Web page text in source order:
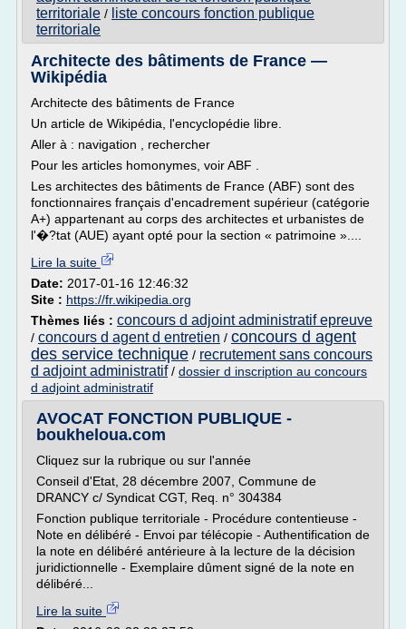
territoriale / liste concours fonction publique
territoriale
Architecte des bâtiments de France —
Wikipédia
Architecte des bâtiments de France
Un article de Wikipédia, l'encyclopédie libre.
Aller à : navigation , rechercher
Pour les articles homonymes, voir ABF .
Les architectes des bâtiments de France (ABF) sont des
fonctionnaires français d'encadrement supérieur (catégorie
A+) appartenant au corps des architectes et urbanistes de
l'�?tat (AUE) ayant opté pour la section « patrimoine »....
Lire la suite
Date: 2017-01-16 12:46:32
Site : https://fr.wikipedia.org
Thèmes liés : concours d adjoint administratif epreuve
/ concours d agent d entretien / concours d agent
des service technique / recrutement sans concours
d adjoint administratif/ dossier d inscription au concours
d adjoint administratif
AVOCAT FONCTION PUBLIQUE -
boukheloua.com
Cliquez sur la rubrique ou sur l'année
Conseil d'Etat, 28 décembre 2007, Commune de
DRANCY c/ Syndicat CGT, Req. n° 304384
Fonction publique territoriale - Procédure contentieuse -
Note en délibéré - Envoi par télécopie - Authentification de
la note en délibéré antérieure à la lecture de la décision
juridictionnelle - Exemplaire dûment signé de la note en
délibéré...
Lire la suite